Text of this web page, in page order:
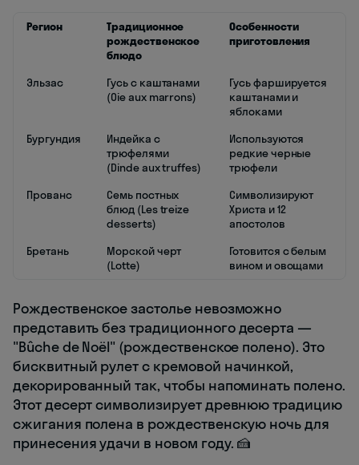
Регион
Традиционное
рождественское
блюдо
Особенности
приготовления
Эльзас
Гусь с каштанами
(Oie aux marrons)
Гусь фаршируется
каштанами и
яблоками
Бургундия
Индейка с
трюфелями
(Dinde aux truffes)
Используются
редкие черные
трюфели
Прованс
Семь постных
блюд (Les treize
desserts)
Символизируют
Христа и 12
апостолов
Бретань
Морской черт
(Lotte)
Готовится с белым
вином и овощами
Рождественское застолье невозможно
представить без традиционного десерта —
"Bûche de Noël" (рождественское полено). Это
бисквитный рулет с кремовой начинкой,
декорированный так, чтобы напоминать полено.
Этот десерт символизирует древнюю традицию
сжигания полена в рождественскую ночь для
принесения удачи в новом году. 🍰